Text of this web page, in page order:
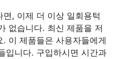
, 이제 더 이상 일회용턱
없습니다. 최신 제품을 저
이 제품들은 사용자들에게
입니다. 구입하시면 시간과